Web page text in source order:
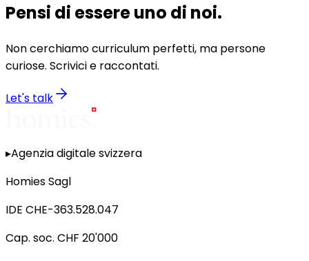
Pensi di essere uno di noi.
Non cerchiamo curriculum perfetti, ma persone
curiose. Scrivici e raccontati.
Let's talk
▸Agenzia digitale svizzera
Homies Sagl
IDE CHE-363.528.047
Cap. soc. CHF 20'000